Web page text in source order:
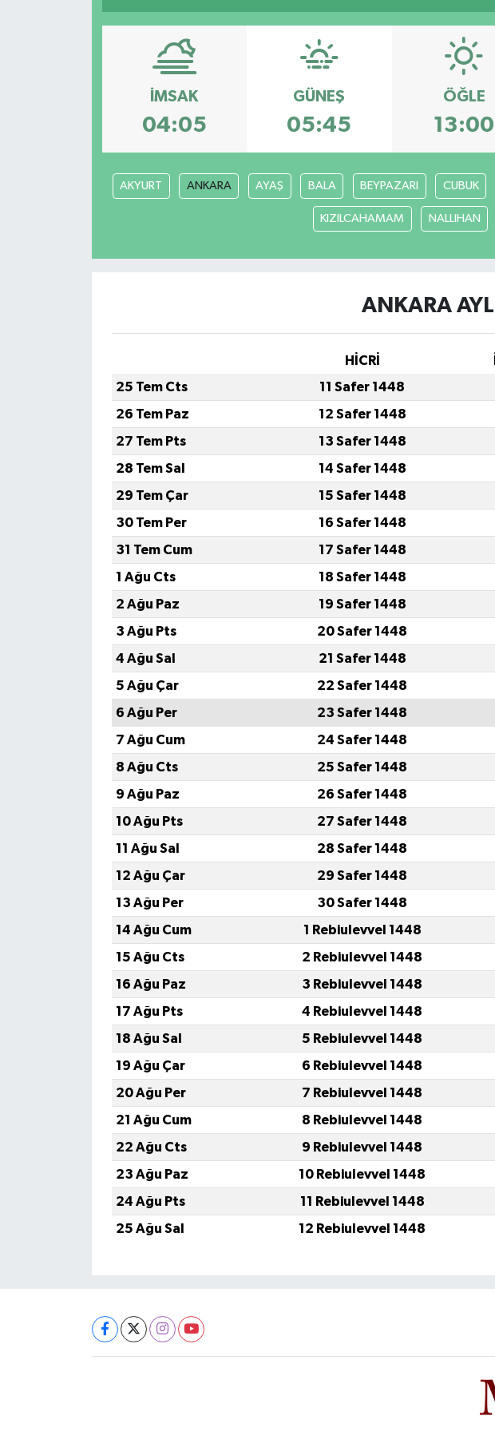
İMSAK
04:05
GÜNEŞ
05:45
ÖĞLE
13:00
AKYURT ANKARA AYAŞ BALA BEYPAZARI CUBUK
KIZILCAHAMAM NALLIHAN
ANKARA
HİCRİ
25 Tem Cts
11 Safer 1448
26 Tem Paz
12 Safer 1448
27 Tem Pts
13 Safer 1448
28 Tem Sal
14 Safer 1448
29 Tem Çar
15 Safer 1448
30 Tem Per
16 Safer 1448
31 Tem Cum
17 Safer 1448
1 Ağu Cts
18 Safer 1448
2 Ağu Paz
19 Safer 1448
3 Ağu Pts
20 Safer 1448
4 Ağu Sal
21 Safer 1448
5 Ağu Çar
22 Safer 1448
6 Ağu Per
23 Safer 1448
7 Ağu Cum
24 Safer 1448
8 Ağu Cts
25 Safer 1448
9 Ağu Paz
26 Safer 1448
10 Ağu Pts
27 Safer 1448
11 Ağu Sal
28 Safer 1448
12 Ağu Çar
29 Safer 1448
13 Ağu Per
30 Safer 1448
14 Ağu Cum
1 Rebiulevvel 1448
15 Ağu Cts
2 Rebiulevvel 1448
16 Ağu Paz
3 Rebiulevvel 1448
17 Ağu Pts
4 Rebiulevvel 1448
18 Ağu Sal
5 Rebiulevvel 1448
19 Ağu Çar
6 Rebiulevvel 1448
20 Ağu Per
7 Rebiulevvel 1448
21 Ağu Cum
8 Rebiulevvel 1448
22 Ağu Cts
9 Rebiulevvel 1448
23 Ağu Paz
10 Rebiulevvel 1448
24 Ağu Pts
11 Rebiulevvel 1448
25 Ağu Sal
12 Rebiulevvel 1448
Resmi İlanlar